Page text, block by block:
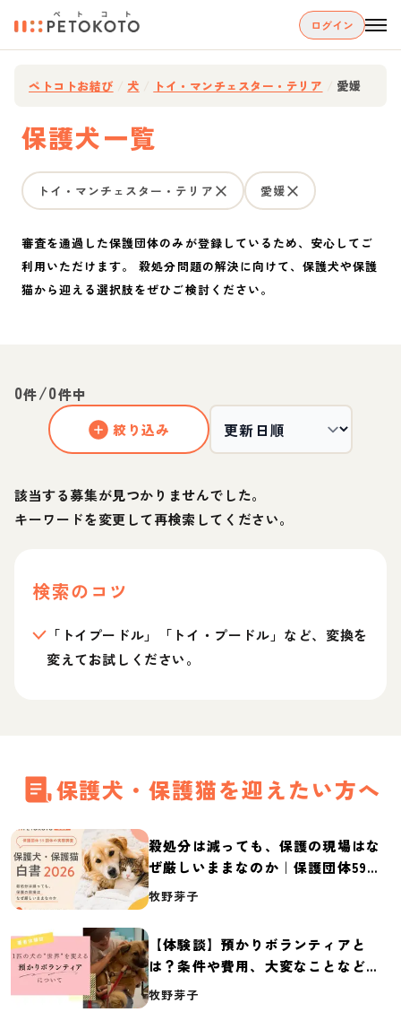
ログイン
ペトコトお結び 犬 トイ・マンチェスター・テリア 愛媛
保護犬一覧
トイ・マンチェスター・テリア 愛媛
審査を通過した保護団体のみが登録しているため、安心してご
利用いただけます。 殺処分問題の解決に向けて、保護犬や保護
猫から迎える選択肢をぜひご検討ください。
0件/0件中
絞り込み
該当する募集が見つかりませんでした。
キーワードを変更して再検索してください。
検索のコツ
「トイプードル」「トイ・プードル」など、変換を
変えてお試しください。
保護犬・保護猫を迎えたい方へ
殺処分は減っても、保護の現場はな
ぜ厳しいままなのか｜保護団体59団
体の実態調査【保護犬・保護猫白書
牧野芽子
【体験談】預かりボランティアと
は？条件や費用、大変なことなど紹
介
牧野芽子